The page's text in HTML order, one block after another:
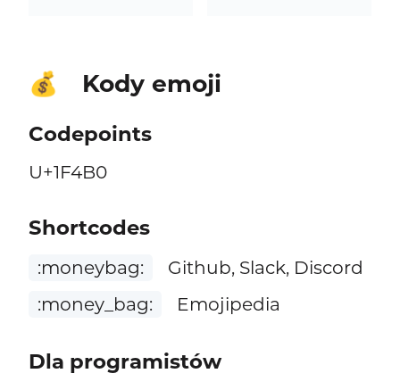
💰 Kody emoji
Codepoints
U+1F4B0
Shortcodes
:moneybag:
Github, Slack, Discord
:money_bag:
Emojipedia
Dla programistów